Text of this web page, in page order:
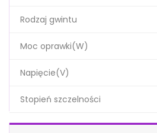
Rodzaj gwintu
Moc oprawki(W)
Napięcie(V)
Stopień szczelności